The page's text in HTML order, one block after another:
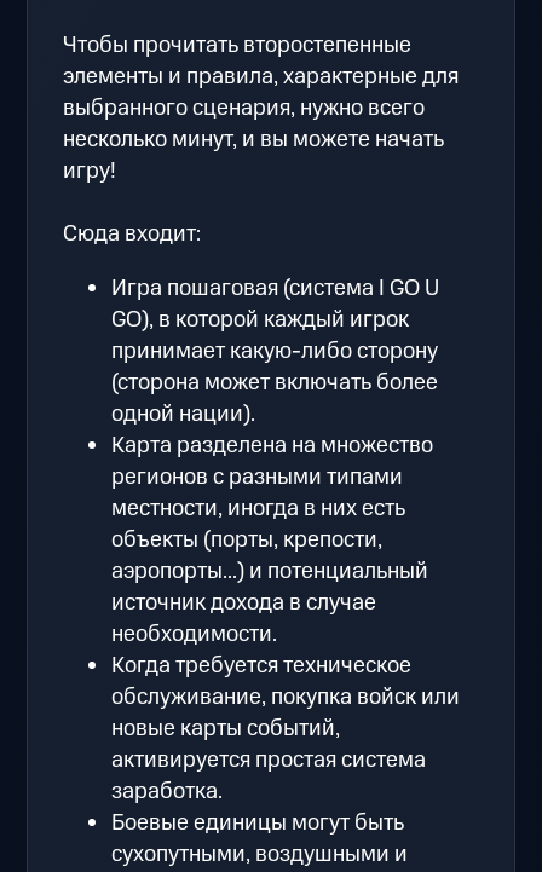
Чтобы прочитать второстепенные
элементы и правила, характерные для
выбранного сценария, нужно всего
несколько минут, и вы можете начать
игру!
Сюда входит:
Игра пошаговая (система I GO U
GO), в которой каждый игрок
принимает какую-либо сторону
(сторона может включать более
одной нации).
Карта разделена на множество
регионов с разными типами
местности, иногда в них есть
объекты (порты, крепости,
аэропорты...) и потенциальный
источник дохода в случае
необходимости.
Когда требуется техническое
обслуживание, покупка войск или
новые карты событий,
активируется простая система
заработка.
Боевые единицы могут быть
сухопутными, воздушными и